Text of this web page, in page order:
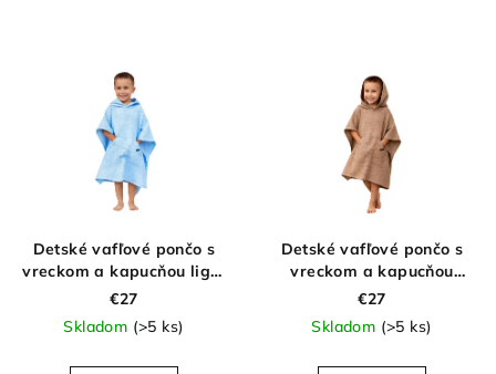
Detské vafľové pončo s
vreckom a kapucňou light
blue
€27
Skladom (>5 ks)
Detské vafľové pončo s
vreckom a kapucňou
camel
€27
Skladom (>5 ks)